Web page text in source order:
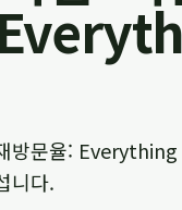
방문율:
니다.